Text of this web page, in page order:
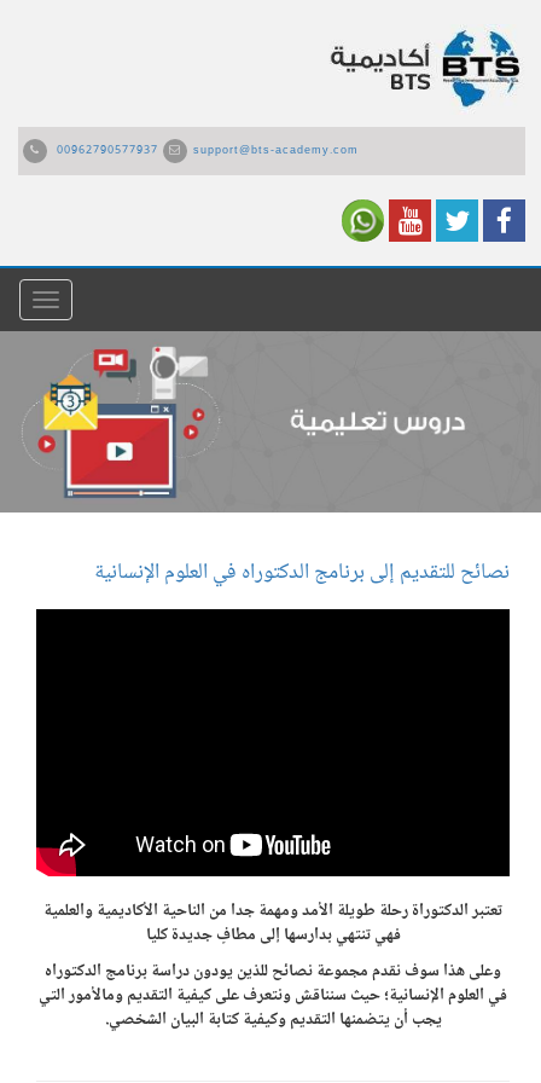
00962790577937 support@bts-academy.com
القائمة
نصائح للتقديم إلى برنامج الدكتوراه في العلوم الإنسانية
تعتبر الدكتوراة رحلة طويلة الأمد ومهمة جدا من الناحية الأكاديمية والعلمية
فهي تنتهي بدارسها إلى مطافٍ جديدة كليا
وعلى هذا سوف نقدم مجموعة نصائح للذين يودون دراسة برنامج الدكتوراه
في العلوم الإنسانية؛ حيث سنناقش ونتعرف على كيفية التقديم ومالأمور التي
يجب أن يتضمنها التقديم وكيفية كتابة البيان الشخصي.